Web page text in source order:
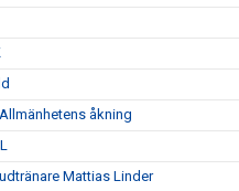
åkning
Mattias Linder